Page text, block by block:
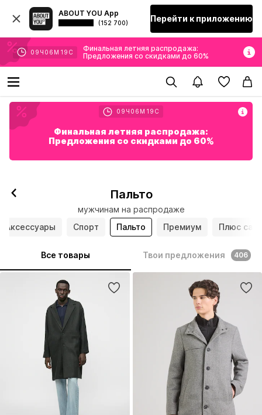
ABOUT YOU App
(152 700) Перейти к приложению
09 Ч 06 М 17 С
Финальная летняя распродажа:
Предложения со скидками до 60%
09 Ч 06 М 17 С
Финальная летняя распродажа:
Предложения со скидками до 60%
Пальто
мужчинам на распродаже
Аксессуары
Спорт Пальто Премиум Плюс сайз
Все товары Твои предложения 406